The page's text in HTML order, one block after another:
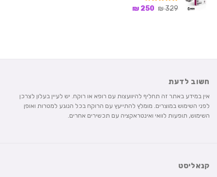
דורג4.00 329
₪ המחיר
250
₪המחיר
חשוב לדעת
אין במידע באתר זה תחליף להיוועצות עם רופא או רוקח. יש לעיין בעלון לצרכן
לפני השימוש במוצרים. מומלץ להתייעץ עם הרוקח בכל הנוגע למטרות ואופן
השימוש, תופעות לוואי ואינטראקציה עם תכשירים אחרים.
קנאליסט